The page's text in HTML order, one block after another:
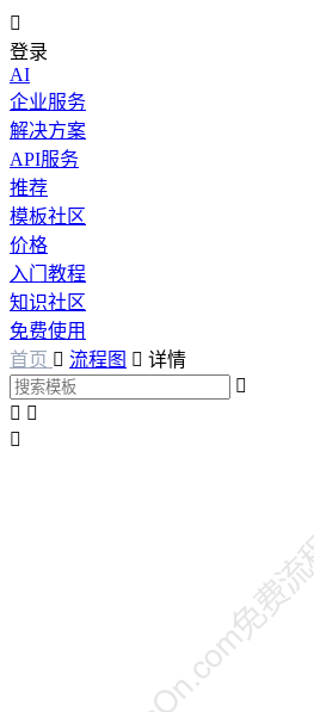

登录
AI
企业服务
解决方案
API服务
推荐
模板社区
价格
入门教程
知识社区
免费使用
首页  流程图  详情

 
